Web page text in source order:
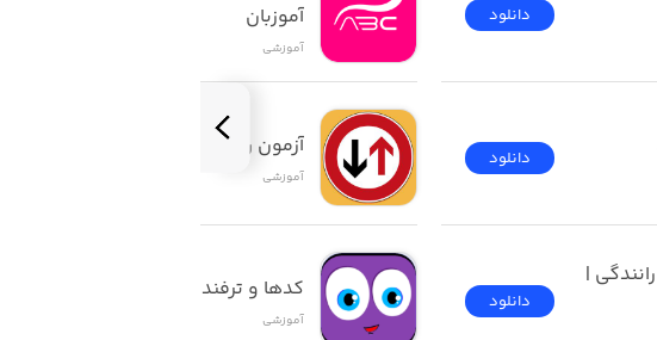
دانلود
دانلود
دانلود
آموزبان
آموزشی
آزمون راهنمایی و رانندگی
آموزشی
کدها و ترفندهای ios
آموزشی